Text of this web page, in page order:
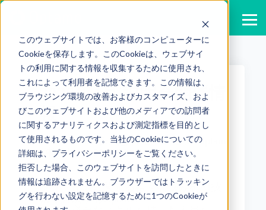
このウェブサイトでは、お客様のコンピューターに
Cookieを保存します。このCookieは、ウェブサイ
トの利用に関する情報を収集するために使用され、
これによって利用者を記憶できます。この情報は、
ブラウジング環境の改善およびカスタマイズ、およ
びこのウェブサイトおよび他のメディアでの訪問者
に関するアナリティクスおよび測定指標を目的とし
て使用されるものです。当社のCookieについての
詳細は、プライバシーポリシーをご覧ください。
拒否した場合、このウェブサイトを訪問したときに
情報は追跡されません。ブラウザーではトラッキン
グを行わない設定を記憶するために1つのCookieが
2026年4月 説明会開催情
報
Published by株式会社モーション Optam
o事務局on2026/03/17
シフト作成に関する様々な悩みをAI技
術で解決するOptamo。